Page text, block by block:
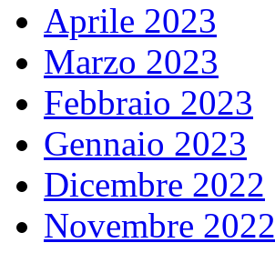
Aprile 2023
Marzo 2023
Febbraio 2023
Gennaio 2023
Dicembre 2022
Novembre 2022